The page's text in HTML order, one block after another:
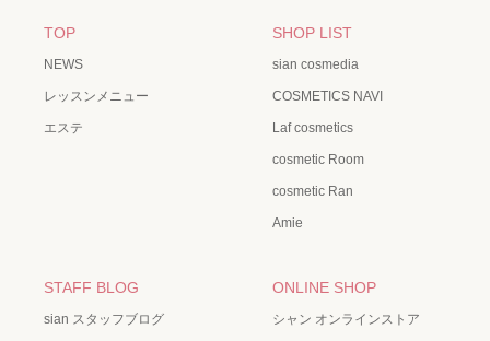
TOP
NEWS
レッスンメニュー
エステ
SHOP LIST
sian cosmedia
COSMETICS NAVI
Laf cosmetics
cosmetic Room
cosmetic Ran
Amie
STAFF BLOG
sian スタッフブログ
ONLINE SHOP
シャン オンラインストア